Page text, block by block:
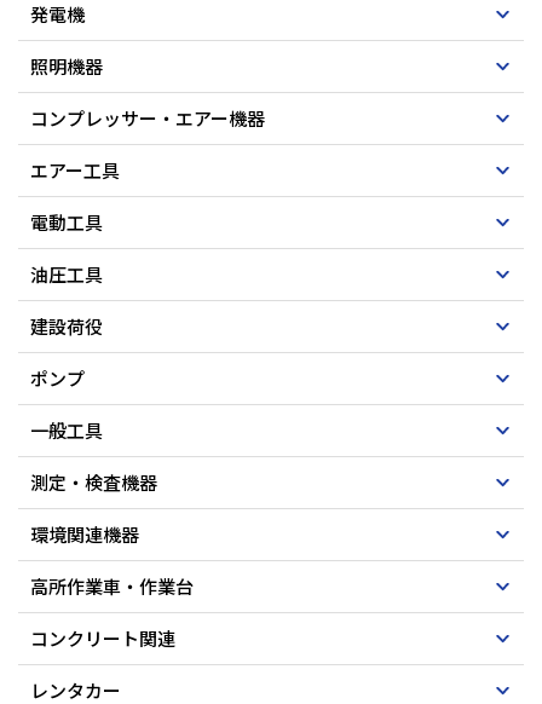
発電機
照明機器
コンプレッサー・エアー機器
エアー工具
電動工具
油圧工具
建設荷役
ポンプ
一般工具
測定・検査機器
環境関連機器
高所作業車・作業台
コンクリート関連
レンタカー